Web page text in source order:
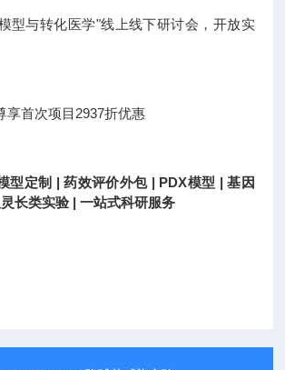
型与转化医学"线上线下研讨会，开放实
享首次项目2937折优惠
型定制 | 药效评价外包 | PDX模型 | 基因
长类实验 | 一站式科研服务